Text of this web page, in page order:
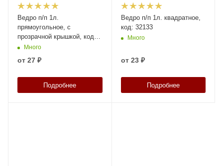
Ведро п/п 1л.
прямоугольное, с
прозрачной крышкой, код:
33222
Много
от 27 ₽
Подробнее
Ведро п/п 1л. квадратное,
код: 32133
Много
от 23 ₽
Подробнее